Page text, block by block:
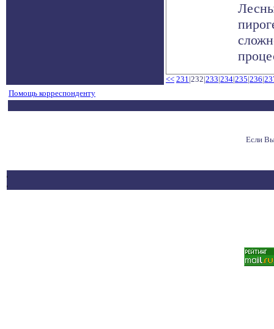
<< 231|232|233|234|235|236|
Помощь корреспонденту
Если